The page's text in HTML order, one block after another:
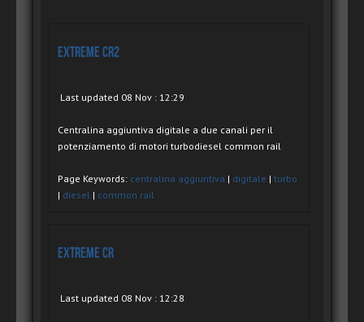
eXtreme CR2
Last updated 08 Nov : 12:29
Centralina aggiuntiva digitale a due canali per il
potenziamento di motori turbodiesel common rail
Page Keywords: centralina aggiuntiva | digitale | turbo
| diesel | common rail
eXtreme CR
Last updated 08 Nov : 12:28